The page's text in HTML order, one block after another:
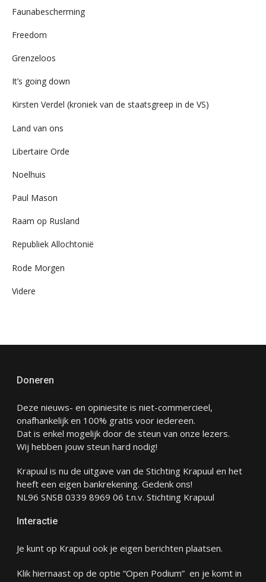
Faunabescherming
Freedom
Grenzeloos
It’s going down
Kirsten Verdel (kroniek van de staatsgreep in de VS)
Land van ons
Libertaire Orde
Noelhuis
Paul Mason
Raam op Rusland
Republiek Allochtonië
Rode Morgen
Videre
Doneren
Deze nieuws- en opiniesite is niet-commercieel,
onafhankelijk en 100% gratis voor iedereen.
Dat is enkel mogelijk door de steun van onze lezers.
Wij hebben jouw steun hard nodig!
Krapuul is nu de uitgave van de Stichting Krapuul en het
heeft een eigen bankrekening. Gedenk ons!
NL96 SNSB 0339 8969 06 t.n.v. Stichting Krapuul
Interactie
Je kunt op Krapuul ook je eigen berichten plaatsen.
Klik hiernaast op de optie “Open Podium” en je komt in